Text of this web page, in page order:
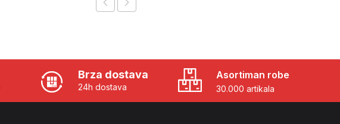
Brza dostava
24h dostava
Asortiman robe
30.000 artikala